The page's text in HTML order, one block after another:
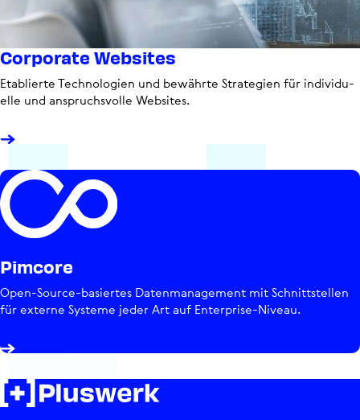
Corporate Websites
Eta­blierte Tech­no­lo­gien und bewährte Stra­te­gien für indi­vi­du­
elle und anspruchs­volle Websites.
Pimcore
Open-Source-basiertes Daten­ma­nage­ment mit Schnitt­stel­len
für externe Systeme jeder Art auf Enter­prise-Niveau.